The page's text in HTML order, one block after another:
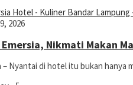
2026
Nikmati Makan
– Nyantai di hotel itu bukan hanya